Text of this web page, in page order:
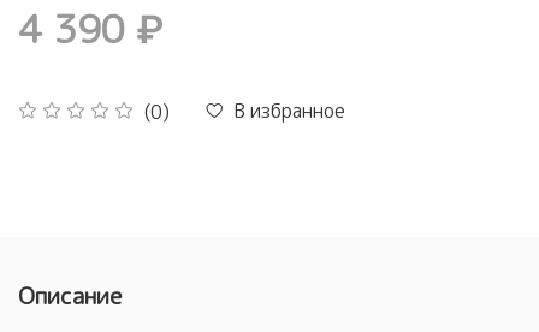
(0) В избранное
4 390 ₽
Описание